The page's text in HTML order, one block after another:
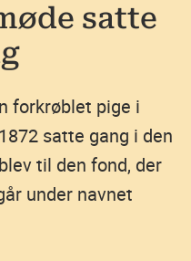
satte
forkrøblet pige i
satte gang i den
til den fond, der
under navnet